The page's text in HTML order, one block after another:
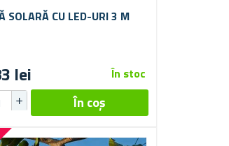
SOLARĂ CU LED-URI 3 M
lei În stoc